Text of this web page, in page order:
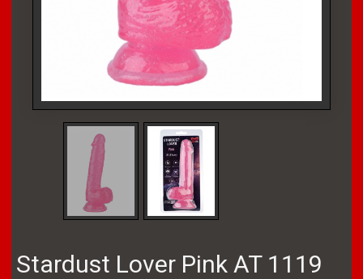
Stardust Lover Pink AT 1119